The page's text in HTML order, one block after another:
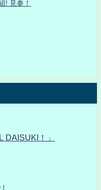
! 見参！
DAISUKI！」